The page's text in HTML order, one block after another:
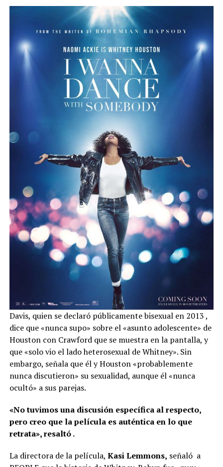
Davis, quien se declaró públicamente bisexual en 2013 ,
dice que «nunca supo» sobre el «asunto adolescente» de
Houston con Crawford que se muestra en la pantalla, y
que «solo vio el lado heterosexual de Whitney». Sin
embargo, señala que él y Houston «probablemente
nunca discutieron» su sexualidad, aunque él «nunca
ocultó» a sus parejas.
«No tuvimos una discusión específica al respecto,
pero creo que la película es auténtica en lo que
retrata», resaltó .
La directora de la película, Kasi Lemmons, señaló a